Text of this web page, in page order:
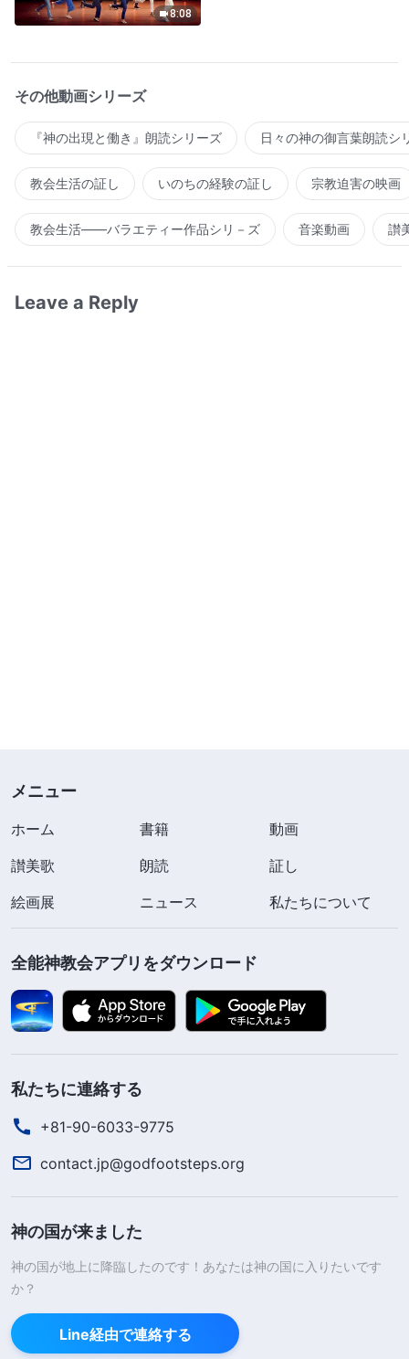
8:08
その他動画シリーズ
『神の出現と働き』朗読シリーズ 日々の神の御言葉朗読シ
教会生活の証し いのちの経験の証し 宗教迫害の映画
教会生活――バラエティー作品シリ－ズ 音楽動画 讃
Leave a Reply
メニュー
ホーム 書籍
動画
讃美歌
朗読
証し
絵画展
ニュース 私たちについて
全能神教会アプリをダウンロード
私たちに連絡する
+81-90-6033-9775
contact.jp@godfootsteps.org
神の国が来ました
神の国が地上に降臨したのです！あなたは神の国に入りたいです
か？
Line経由で連絡する